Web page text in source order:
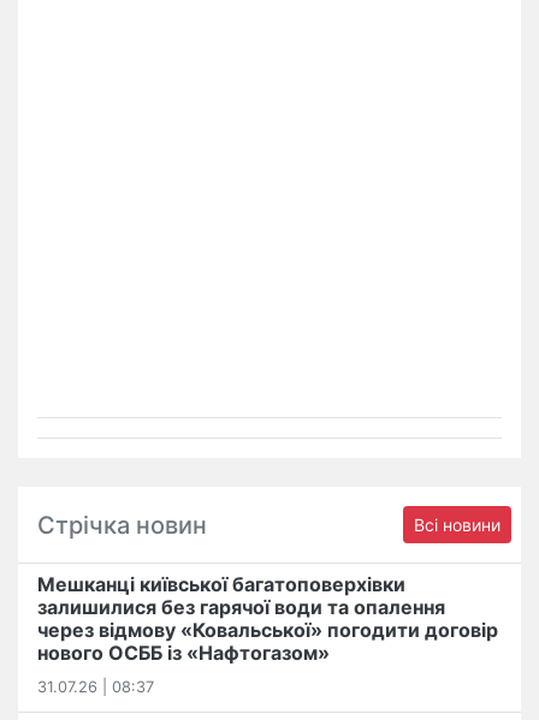
Стрічка новин Всі новини
Мешканці київської багатоповерхівки
залишилися без гарячої води та опалення
через відмову «Ковальської» погодити договір
нового ОСББ із «Нафтогазом»
31.07.26 | 08:37